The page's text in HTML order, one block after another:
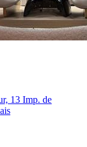
13 Imp. de